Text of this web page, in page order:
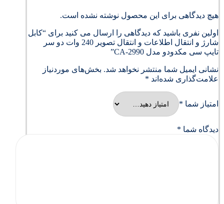
هیچ دیدگاهی برای این محصول نوشته نشده است.
اولین نفری باشید که دیدگاهی را ارسال می کنید برای “کابل
شارژ و انتقال اطلاعات و انتقال تصویر 240 وات دو سر
تایپ سی مکدودو مدل CA-2990”
نشانی ایمیل شما منتشر نخواهد شد. بخش‌های موردنیاز
علامت‌گذاری شده‌اند *
امتیاز شما *
دیدگاه شما *